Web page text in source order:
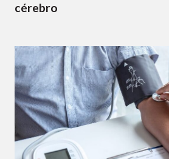
cérebro